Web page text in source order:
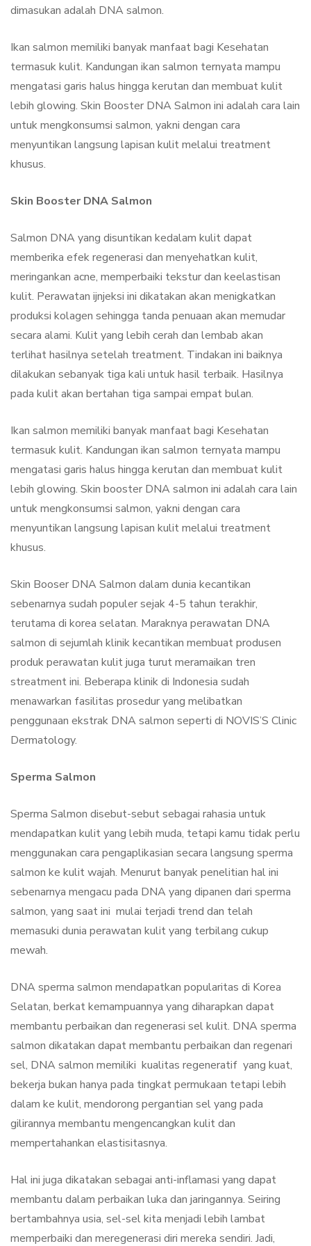
dimasukan adalah DNA salmon.
Ikan salmon memiliki banyak manfaat bagi Kesehatan
termasuk kulit. Kandungan ikan salmon ternyata mampu
mengatasi garis halus hingga kerutan dan membuat kulit
lebih glowing. Skin Booster DNA Salmon ini adalah cara lain
untuk mengkonsumsi salmon, yakni dengan cara
menyuntikan langsung lapisan kulit melalui treatment
khusus.
Skin Booster DNA Salmon
Salmon DNA yang disuntikan kedalam kulit dapat
memberika efek regenerasi dan menyehatkan kulit,
meringankan acne, memperbaiki tekstur dan keelastisan
kulit. Perawatan ijnjeksi ini dikatakan akan menigkatkan
produksi kolagen sehingga tanda penuaan akan memudar
secara alami. Kulit yang lebih cerah dan lembab akan
terlihat hasilnya setelah treatment. Tindakan ini baiknya
dilakukan sebanyak tiga kali untuk hasil terbaik. Hasilnya
pada kulit akan bertahan tiga sampai empat bulan.
Ikan salmon memiliki banyak manfaat bagi Kesehatan
termasuk kulit. Kandungan ikan salmon ternyata mampu
mengatasi garis halus hingga kerutan dan membuat kulit
lebih glowing. Skin booster DNA salmon ini adalah cara lain
untuk mengkonsumsi salmon, yakni dengan cara
menyuntikan langsung lapisan kulit melalui treatment
khusus.
Skin Booser DNA Salmon dalam dunia kecantikan
sebenarnya sudah populer sejak 4-5 tahun terakhir,
terutama di korea selatan. Maraknya perawatan DNA
salmon di sejumlah klinik kecantikan membuat produsen
produk perawatan kulit juga turut meramaikan tren
streatment ini. Beberapa klinik di Indonesia sudah
menawarkan fasilitas prosedur yang melibatkan
penggunaan ekstrak DNA salmon seperti di NOVIS’S Clinic
Dermatology.
Sperma Salmon
Sperma Salmon disebut-sebut sebagai rahasia untuk
mendapatkan kulit yang lebih muda, tetapi kamu tidak perlu
menggunakan cara pengaplikasian secara langsung sperma
salmon ke kulit wajah. Menurut banyak penelitian hal ini
sebenarnya mengacu pada DNA yang dipanen dari sperma
salmon, yang saat ini mulai terjadi trend dan telah
memasuki dunia perawatan kulit yang terbilang cukup
mewah.
DNA sperma salmon mendapatkan popularitas di Korea
Selatan, berkat kemampuannya yang diharapkan dapat
membantu perbaikan dan regenerasi sel kulit. DNA sperma
salmon dikatakan dapat membantu perbaikan dan regenari
sel, DNA salmon memiliki kualitas regeneratif yang kuat,
bekerja bukan hanya pada tingkat permukaan tetapi lebih
dalam ke kulit, mendorong pergantian sel yang pada
gilirannya membantu mengencangkan kulit dan
mempertahankan elastisitasnya.
Hal ini juga dikatakan sebagai anti-inflamasi yang dapat
membantu dalam perbaikan luka dan jaringannya. Seiring
bertambahnya usia, sel-sel kita menjadi lebih lambat
memperbaiki dan meregenerasi diri mereka sendiri. Jadi,